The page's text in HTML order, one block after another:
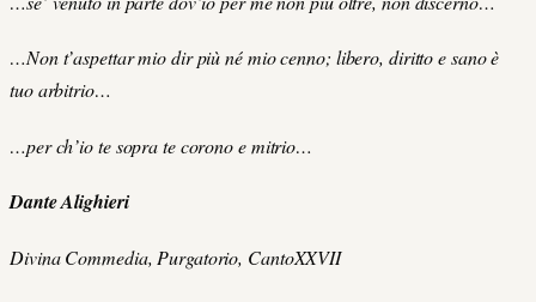
…Non t’aspettar mio dir più né mio cenno; libero, diritto e sano è
tuo arbitrio…
…per ch’io te sopra te corono e mitrio…
Dante Alighieri
Divina Commedia, Purgatorio, CantoXXVII